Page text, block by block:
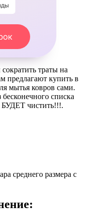
траты на
предлагают купить в
мытья ковров сами.
списка
БУДЕТ чистить!!!.
среднего размера с